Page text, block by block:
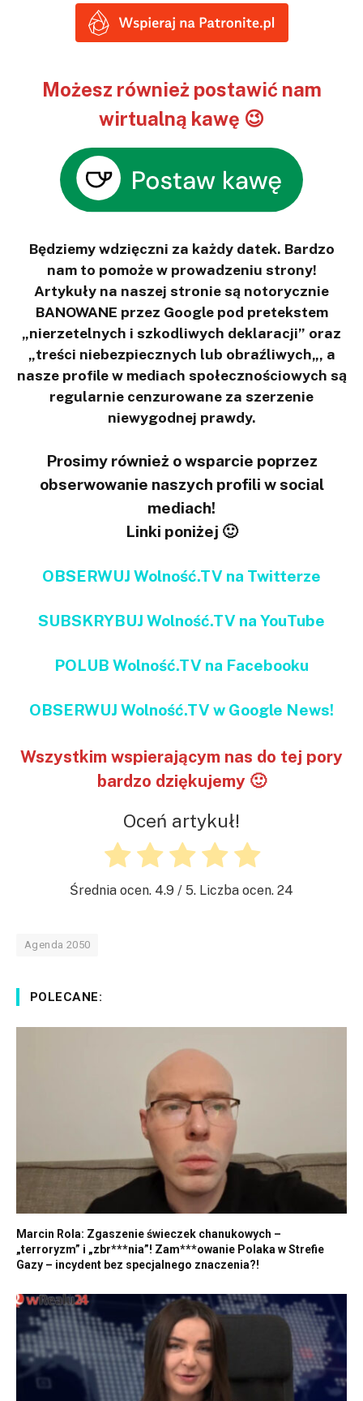
Możesz również postawić nam
wirtualną kawę 😉
Będziemy wdzięczni za każdy datek. Bardzo
nam to pomoże w prowadzeniu strony!
Artykuły na naszej stronie są notorycznie
BANOWANE przez Google pod pretekstem
„nierzetelnych i szkodliwych deklaracji” oraz
„treści niebezpiecznych lub obraźliwych„, a
nasze profile w mediach społecznościowych są
regularnie cenzurowane za szerzenie
niewygodnej prawdy.
Prosimy również o wsparcie poprzez
obserwowanie naszych profili w social
mediach!
Linki poniżej 🙂
OBSERWUJ Wolność.TV na Twitterze
SUBSKRYBUJ Wolność.TV na YouTube
POLUB Wolność.TV na Facebooku
OBSERWUJ Wolność.TV w Google News!
Wszystkim wspierającym nas do tej pory
bardzo dziękujemy 🙂
Oceń artykuł!
Średnia ocen. 4.9 / 5. Liczba ocen. 24
Agenda 2050
POLECANE:
Marcin Rola: Zgaszenie świeczek chanukowych –
„terroryzm” i „zbr***nia”! Zam***owanie Polaka w Strefie
Gazy – incydent bez specjalnego znaczenia?!